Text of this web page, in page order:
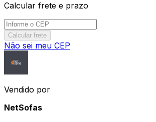
Calcular frete e prazo
Calcular frete
Não sei meu CEP
Vendido por
NetSofas